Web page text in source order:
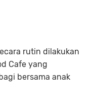
rutin dilakukan
Cafe yang
bersama anak